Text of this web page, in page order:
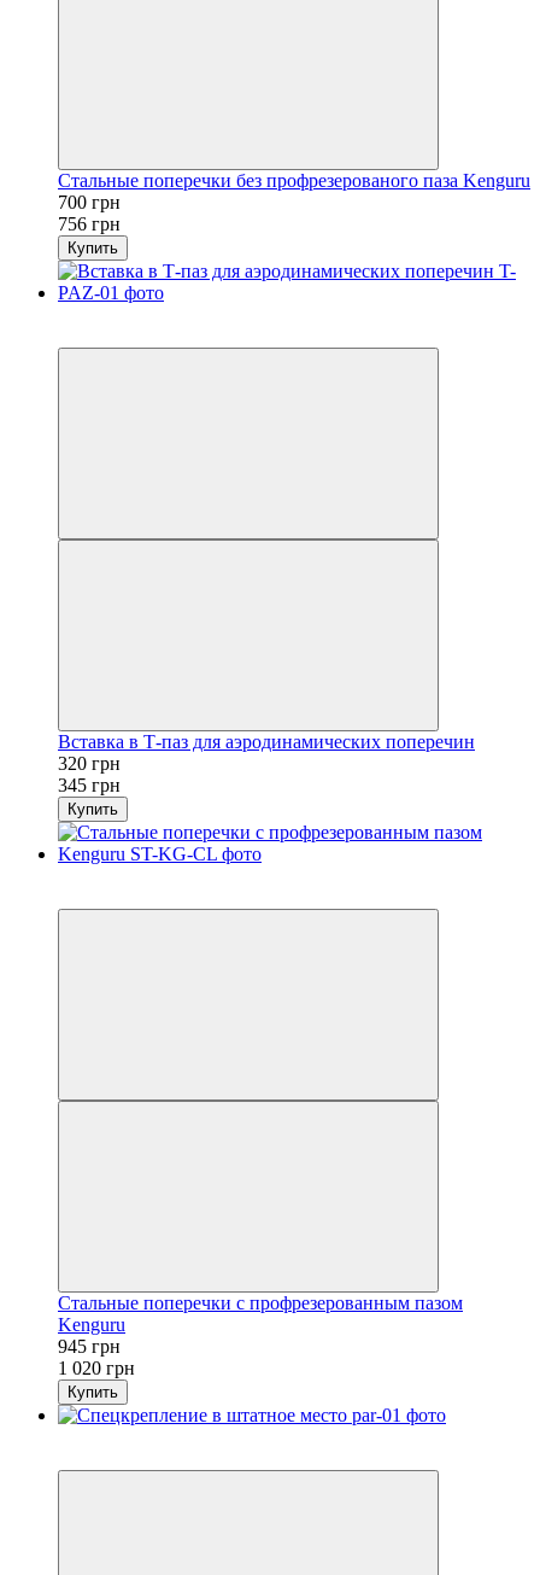
Стальные поперечки без профрезерованого паза Kenguru
700 грн
756 грн
Купить
Вставка в Т-паз для аэродинамических поперечин
320 грн
345 грн
Купить
Стальные поперечки с профрезерованным пазом
Kenguru
945 грн
1 020 грн
Купить